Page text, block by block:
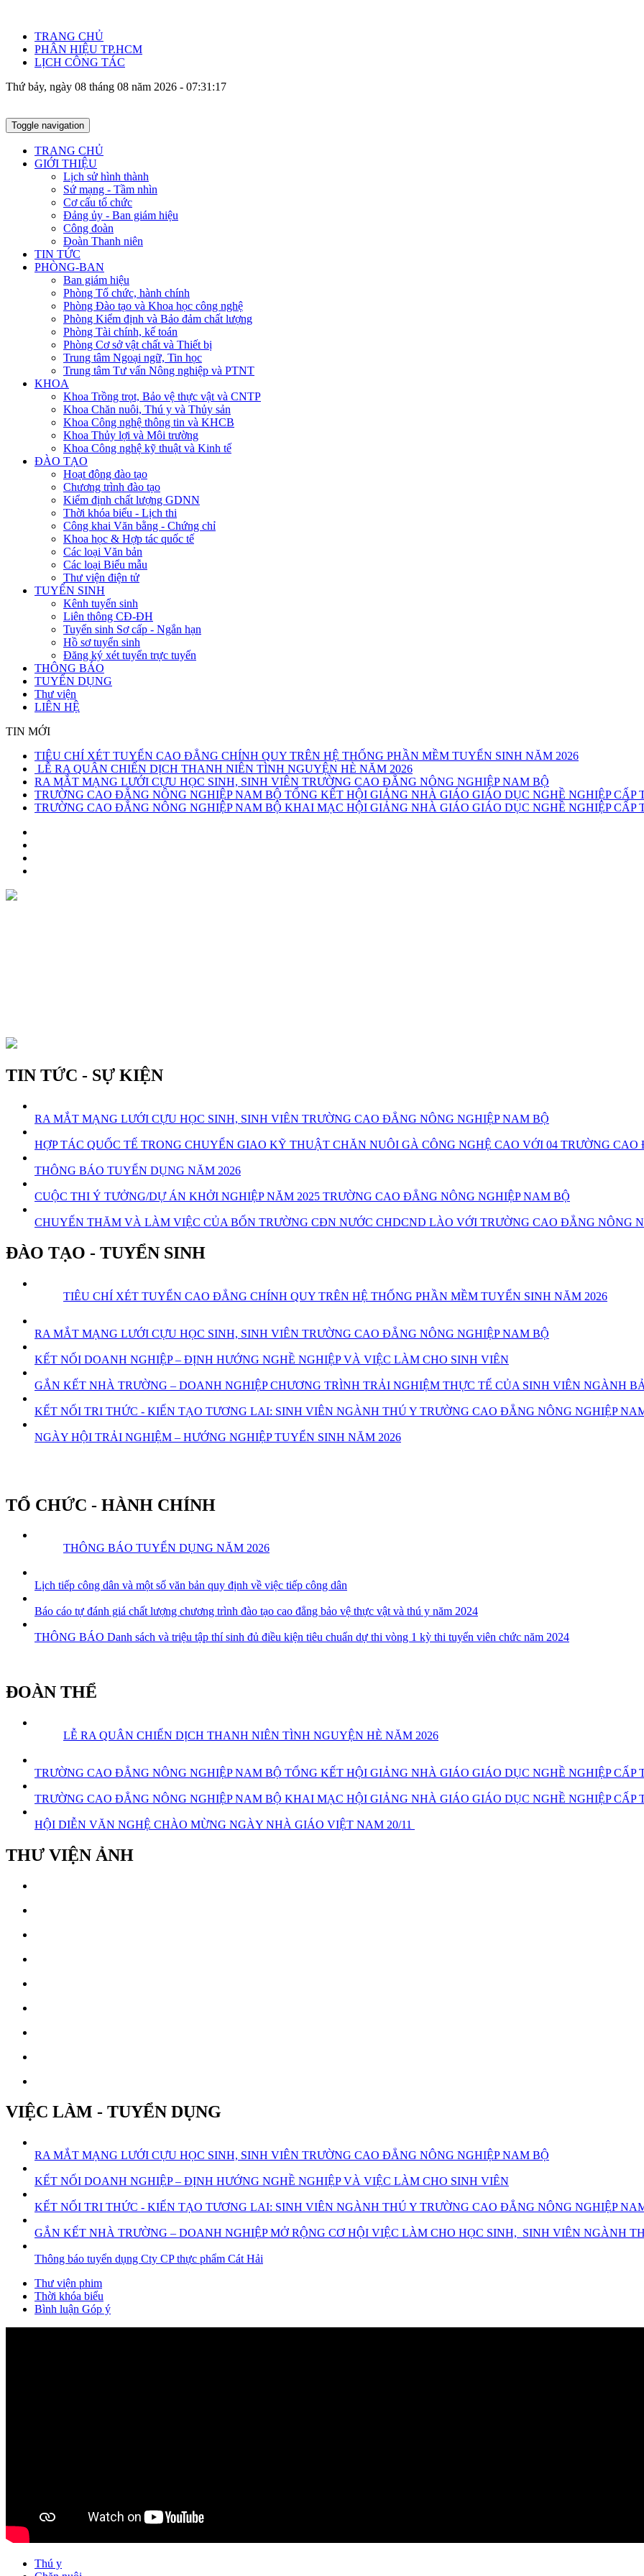
TRANG CHỦ
PHÂN HIỆU TP.HCM
LỊCH CÔNG TÁC
Thứ bảy, ngày 08 tháng 08 năm 2026 - 07:31:17
Toggle navigation
TRANG CHỦ
GIỚI THIỆU
Lịch sử hình thành
Sứ mạng - Tầm nhìn
Cơ cấu tổ chức
Đảng ủy - Ban giám hiệu
Công đoàn
Đoàn Thanh niên
TIN TỨC
PHÒNG-BAN
Ban giám hiệu
Phòng Tổ chức, hành chính
Phòng Đào tạo và Khoa học công nghệ
Phòng Kiểm định và Bảo đảm chất lượng
Phòng Tài chính, kế toán
Phòng Cơ sở vật chất và Thiết bị
Trung tâm Ngoại ngữ, Tin học
Trung tâm Tư vấn Nông nghiệp và PTNT
KHOA
Khoa Trồng trọt, Bảo vệ thực vật và CNTP
Khoa Chăn nuôi, Thú y và Thủy sản
Khoa Công nghệ thông tin và KHCB
Khoa Thủy lợi và Môi trường
Khoa Công nghệ kỹ thuật và Kinh tế
ĐÀO TẠO
Hoạt động đào tạo
Chương trình đào tạo
Kiểm định chất lượng GDNN
Thời khóa biểu - Lịch thi
Công khai Văn bằng - Chứng chỉ
Khoa học & Hợp tác quốc tế
Các loại Văn bản
Các loại Biểu mẫu
Thư viện điện tử
TUYỂN SINH
Kênh tuyển sinh
Liên thông CĐ-ĐH
Tuyển sinh Sơ cấp - Ngắn hạn
Hồ sơ tuyển sinh
Đăng ký xét tuyển trực tuyến
THÔNG BÁO
TUYỂN DỤNG
Thư viện
LIÊN HỆ
TIN MỚI
TIÊU CHÍ XÉT TUYỂN CAO ĐẲNG CHÍNH QUY TRÊN HỆ THỐNG PHẦN MỀM TUYỂN SINH NĂM 2026
LỄ RA QUÂN CHIẾN DỊCH THANH NIÊN TÌNH NGUYỆN HÈ NĂM 2026
RA MẮT MẠNG LƯỚI CỰU HỌC SINH, SINH VIÊN TRƯỜNG CAO ĐẲNG NÔNG NGHIỆP NAM BỘ
TRƯỜNG CAO ĐẲNG NÔNG NGHIỆP NAM BỘ TỔNG KẾT HỘI GIẢNG NHÀ GIÁO GIÁO DỤC NGHỀ NGHIỆP CẤP
TRƯỜNG CAO ĐẲNG NÔNG NGHIỆP NAM BỘ KHAI MẠC HỘI GIẢNG NHÀ GIÁO GIÁO DỤC NGHỀ NGHIỆP CẤP
TIN TỨC - SỰ KIỆN
RA MẮT MẠNG LƯỚI CỰU HỌC SINH, SINH VIÊN TRƯỜNG CAO ĐẲNG NÔNG NGHIỆP NAM BỘ
HỢP TÁC QUỐC TẾ TRONG CHUYỂN GIAO KỸ THUẬT CHĂN NUÔI GÀ CÔNG NGHỆ CAO VỚI 04 TRƯỜNG
THÔNG BÁO TUYỂN DỤNG NĂM 2026
CUỘC THI Ý TƯỞNG/DỰ ÁN KHỞI NGHIỆP NĂM 2025 TRƯỜNG CAO ĐẲNG NÔNG NGHIỆP NAM BỘ
CHUYẾN THĂM VÀ LÀM VIỆC CỦA BỐN TRƯỜNG CĐN NƯỚC CHDCND LÀO VỚI TRƯỜNG CAO ĐẲNG NÔNG
ĐÀO TẠO - TUYỂN SINH
TIÊU CHÍ XÉT TUYỂN CAO ĐẲNG CHÍNH QUY TRÊN HỆ THỐNG PHẦN MỀM TUYỂN SINH NĂM 2026
RA MẮT MẠNG LƯỚI CỰU HỌC SINH, SINH VIÊN TRƯỜNG CAO ĐẲNG NÔNG NGHIỆP NAM BỘ
KẾT NỐI DOANH NGHIỆP – ĐỊNH HƯỚNG NGHỀ NGHIỆP VÀ VIỆC LÀM CHO SINH VIÊN
GẮN KẾT NHÀ TRƯỜNG – DOANH NGHIỆP CHƯƠNG TRÌNH TRẢI NGHIỆM THỰC TẾ CỦA SINH VIÊN NGÀNH
KẾT NỐI TRI THỨC - KIẾN TẠO TƯƠNG LAI: SINH VIÊN NGÀNH THÚ Y TRƯỜNG CAO ĐẲNG NÔNG NGHIỆP
NGÀY HỘI TRẢI NGHIỆM – HƯỚNG NGHIỆP TUYỂN SINH NĂM 2026
TỔ CHỨC - HÀNH CHÍNH
THÔNG BÁO TUYỂN DỤNG NĂM 2026
Lịch tiếp công dân và một số văn bản quy định về việc tiếp công dân
Báo cáo tự đánh giá chất lượng chương trình đào tạo cao đẳng bảo vệ thực vật và thú y năm 2024
THÔNG BÁO Danh sách và triệu tập thí sinh đủ điều kiện tiêu chuẩn dự thi vòng 1 kỳ thi tuyển viên chức năm 2024
ĐOÀN THỂ
LỄ RA QUÂN CHIẾN DỊCH THANH NIÊN TÌNH NGUYỆN HÈ NĂM 2026
TRƯỜNG CAO ĐẲNG NÔNG NGHIỆP NAM BỘ TỔNG KẾT HỘI GIẢNG NHÀ GIÁO GIÁO DỤC NGHỀ NGHIỆP CẤP
TRƯỜNG CAO ĐẲNG NÔNG NGHIỆP NAM BỘ KHAI MẠC HỘI GIẢNG NHÀ GIÁO GIÁO DỤC NGHỀ NGHIỆP CẤP
HỘI DIỄN VĂN NGHỆ CHÀO MỪNG NGÀY NHÀ GIÁO VIỆT NAM 20/11
THƯ VIỆN ẢNH
VIỆC LÀM - TUYỂN DỤNG
RA MẮT MẠNG LƯỚI CỰU HỌC SINH, SINH VIÊN TRƯỜNG CAO ĐẲNG NÔNG NGHIỆP NAM BỘ
KẾT NỐI DOANH NGHIỆP – ĐỊNH HƯỚNG NGHỀ NGHIỆP VÀ VIỆC LÀM CHO SINH VIÊN
KẾT NỐI TRI THỨC - KIẾN TẠO TƯƠNG LAI: SINH VIÊN NGÀNH THÚ Y TRƯỜNG CAO ĐẲNG NÔNG NGHIỆP
GẮN KẾT NHÀ TRƯỜNG – DOANH NGHIỆP MỞ RỘNG CƠ HỘI VIỆC LÀM CHO HỌC SINH, SINH VIÊN NGÀNH
Thông báo tuyển dụng Cty CP thực phẩm Cát Hải
Thư viện phim
Thời khóa biểu
Bình luận Góp ý
Thú y